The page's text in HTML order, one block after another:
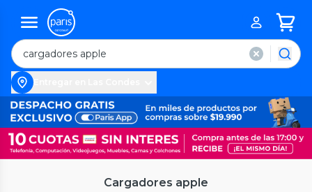
Cargadores apple